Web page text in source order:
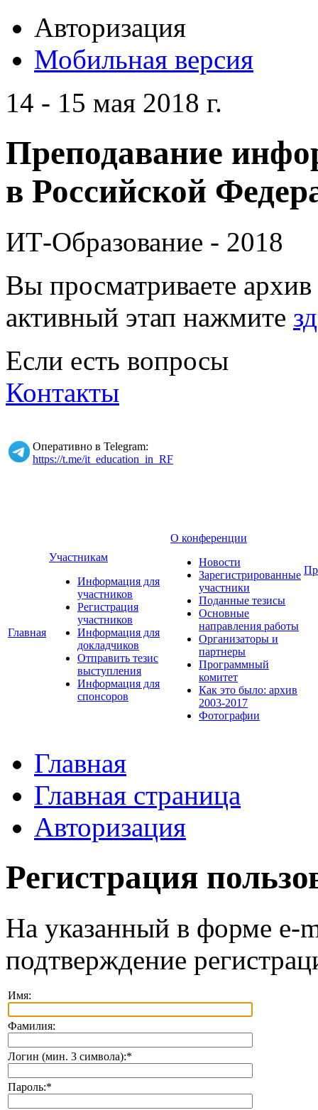
Авторизация
Мобильная версия
14 - 15 мая 2018 г.
Преподавание
в Российской
ИТ-Образование - 2018
Вы просматриваете
активный этап нажмите
Если есть вопросы
Контакты
Оперативно в Telegram:
https://t.me/it_education_in_RF
Главная
Участникам
Информация для
участников
Регистрация
участников
Информация для
докладчиков
Отправить тезис
выступления
Информация для
спонсоров
О конференции
Новости
Зарегистрированные
участники
Поданные тезисы
Основные
направления работы
Организаторы и
партнеры
Программный
комитет
Как это было: архив
2003-2017
Фотографии
Главная
Главная страница
Авторизация
Регистрация
На указанный в форме e-
подтверждение
Имя:
Фамилия:
Логин (мин. 3 символа):*
Пароль:*